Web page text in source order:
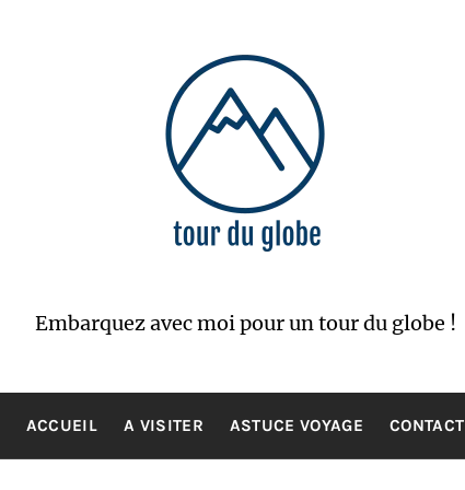
Embarquez avec moi pour un tour du globe !
ACCUEIL A VISITER ASTUCE VOYAGE CONTACT